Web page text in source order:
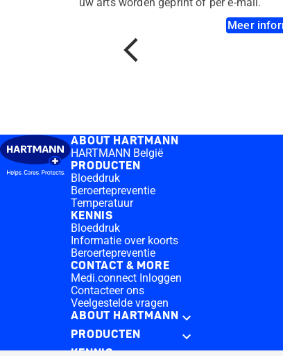
Meer
Vorige
ABOUT HARTMANN
HARTMANN België
PRODUCTEN
Bloeddruk
Beroertepreventie
Temperatuur
KENNIS
Bloeddruk
Informatie over koorts
Beroertepreventie
CONTACT & MORE
Medi.connect Inloggen
Contacteer ons
Veelgestelde vragen
ABOUT HARTMANN
PRODUCTEN
KENNIS